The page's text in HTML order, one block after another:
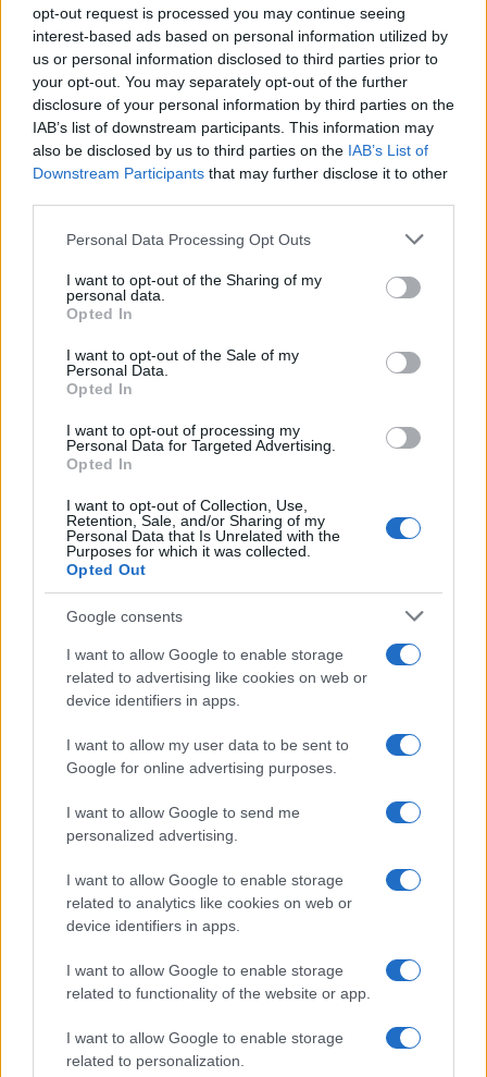
opt-out request is processed you may continue seeing
interest-based ads based on personal information utilized by
us or personal information disclosed to third parties prior to
your opt-out. You may separately opt-out of the further
disclosure of your personal information by third parties on the
IAB’s list of downstream participants. This information may
also be disclosed by us to third parties on the IAB’s List of
Downstream Participants that may further disclose it to other
Please note that this website/app uses one or more Google
not limited to your visit or usage behaviour. You may click to
grant or deny consent to Google and its third-party tags to
use your data for below specified purposes in below Google
consent section.
Personal Data Processing Opt Outs
I want to opt-out of the Sharing of my
personal data.
Opted In
I want to opt-out of the Sale of my
Personal Data.
Opted In
I want to opt-out of processing my
Personal Data for Targeted Advertising.
Opted In
I want to opt-out of Collection, Use,
Retention, Sale, and/or Sharing of my
Personal Data that Is Unrelated with the
Purposes for which it was collected.
Opted Out
Google consents
I want to allow Google to enable storage
related to advertising like cookies on web or
device identifiers in apps.
I want to allow my user data to be sent to
Google for online advertising purposes.
I want to allow Google to send me
personalized advertising.
I want to allow Google to enable storage
related to analytics like cookies on web or
device identifiers in apps.
I want to allow Google to enable storage
related to functionality of the website or app.
I want to allow Google to enable storage
related to personalization.
Continue lendo
Petróleo Brent cai 8.3% e arrasta commodities em agosto de
Rafael Oliveira · 6 ago 2026
NÃO CLASSIFICADO
Tensões diplomáticas entre Brasil e Argentina: o que está em
NÃO CLASSIFICADO